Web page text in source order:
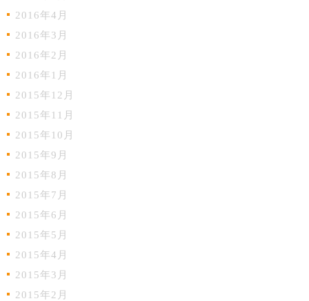
2016年4月
2016年3月
2016年2月
2016年1月
2015年12月
2015年11月
2015年10月
2015年9月
2015年8月
2015年7月
2015年6月
2015年5月
2015年4月
2015年3月
2015年2月